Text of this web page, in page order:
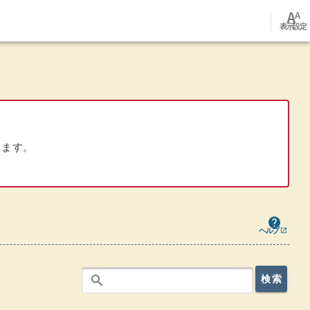
font_adjuster
表示設定
す。
help
ヘルプopen_in_new
search 検索